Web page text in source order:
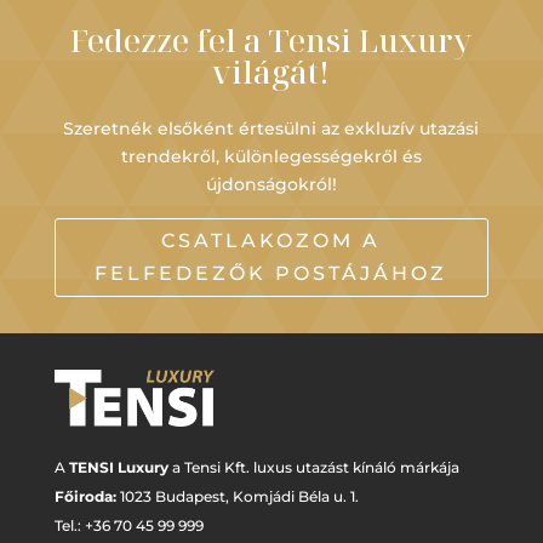
Fedezze fel a Tensi Luxury
világát!
Szeretnék elsőként értesülni az exkluzív utazási
trendekről, különlegességekről és
újdonságokról!
CSATLAKOZOM A
FELFEDEZŐK POSTÁJÁHOZ
A TENSI Luxurya Tensi Kft. luxus utazást kínáló márkája
Főiroda: 1023 Budapest, Komjádi Béla u. 1.
Tel.: +36 70 45 99 999